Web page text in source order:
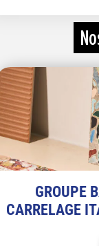
GROUPE
CARRELAGE